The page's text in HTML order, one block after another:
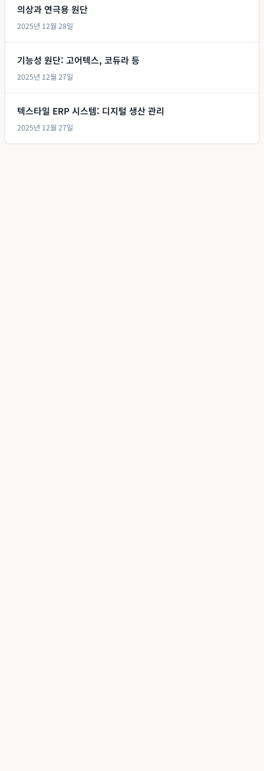
의상과 연극용 원단
2025년 12월 28일
기능성 원단: 고어텍스, 코듀라 등
2025년 12월 27일
텍스타일 ERP 시스템: 디지털 생산 관리
2025년 12월 27일